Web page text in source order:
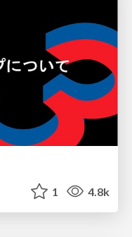
1 4.8k